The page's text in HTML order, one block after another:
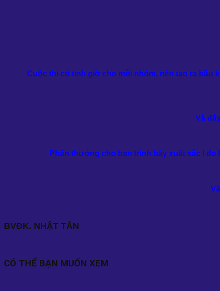
Cuộc thi có tính giờ cho mỗi nhóm, nên tạo ra bầu
Và
Phần thưởng cho bạn trình bày xuất sắc I do
BVĐK. NHẬT TÂN
CÓ THỂ BẠN MUỐN XEM